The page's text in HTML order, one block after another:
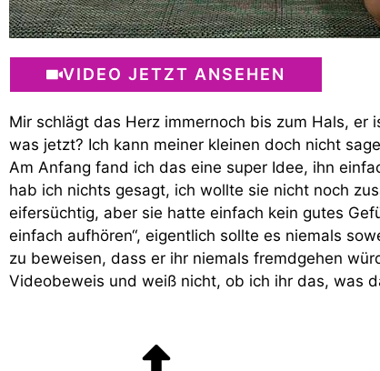
VIDEO JETZT ANSEHEN
Mir schlägt das Herz immernoch bis zum Hals,
was jetzt? Ich kann meiner kleinen doch nicht
Am Anfang fand ich das eine super Idee, ihn
hab ich nichts gesagt, ich wollte sie nicht noch
eifersüchtig, aber sie hatte einfach kein gutes
einfach aufhören“, eigentlich sollte es niemals
zu beweisen, dass er ihr niemals fremdgehen
Videobeweis und weiß nicht, ob ich ihr das, was